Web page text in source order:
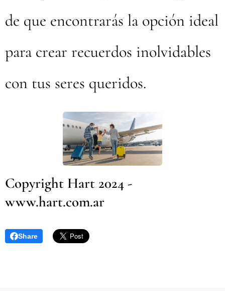
de que encontrarás la opción ideal
para crear recuerdos inolvidables
con tus seres queridos.
Copyright Hart 2024 -
www.hart.com.ar
Share